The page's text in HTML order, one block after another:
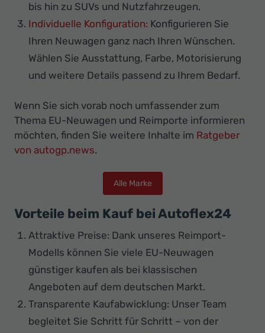
bis hin zu SUVs und Nutzfahrzeugen.
Individuelle Konfiguration: Konfigurieren Sie
Ihren Neuwagen ganz nach Ihren Wünschen.
Wählen Sie Ausstattung, Farbe, Motorisierung
und weitere Details passend zu Ihrem Bedarf.
Wenn Sie sich vorab noch umfassender zum
Thema EU-Neuwagen und Reimporte informieren
möchten, finden Sie weitere Inhalte im Ratgeber
von autogp.news.
Alle Marke
Vorteile beim Kauf bei Autoflex24
Attraktive Preise: Dank unseres Reimport-
Modells können Sie viele EU-Neuwagen
günstiger kaufen als bei klassischen
Angeboten auf dem deutschen Markt.
Transparente Kaufabwicklung: Unser Team
begleitet Sie Schritt für Schritt – von der